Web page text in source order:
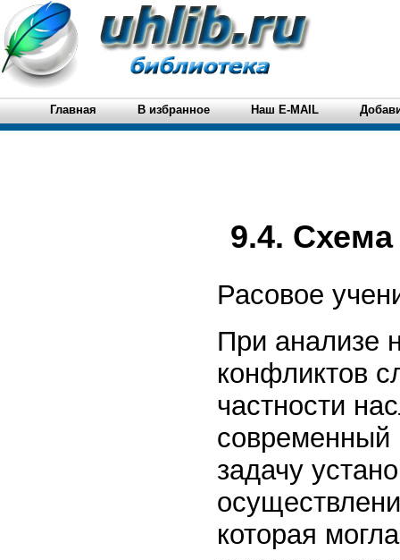
Главная В избранное Наш E-MAIL
9.4.
Расовое
При анализе
конфликтов
частности
современный
задачу
которая